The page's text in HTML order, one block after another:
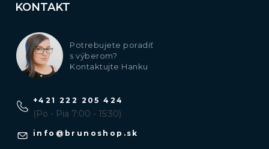
KONTAKT
Potrebujete poradiť
s výberom?
Kontaktujte Hanku
info @ brunoshop.sk
+421 222 205 424
(Po - Pia 7:00 - 15:30)